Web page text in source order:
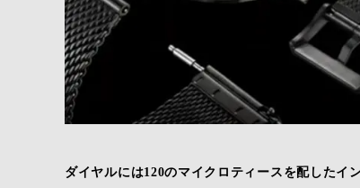
ダイヤルには120のマイクロティースを配したイ